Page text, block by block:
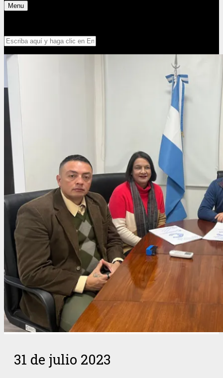
Menu
31 de julio 2023